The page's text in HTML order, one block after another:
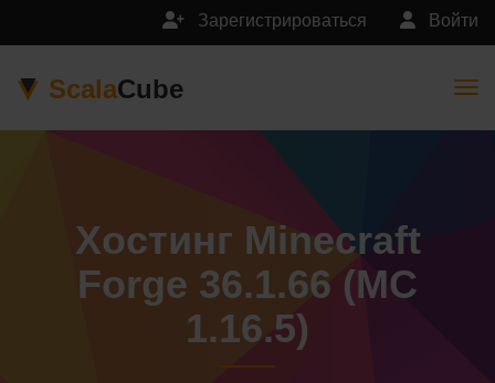
Войти
Зарегистрироваться
ScalaCube
Хостинг Minecraft
Forge 36.1.66 (MC
1.16.5)